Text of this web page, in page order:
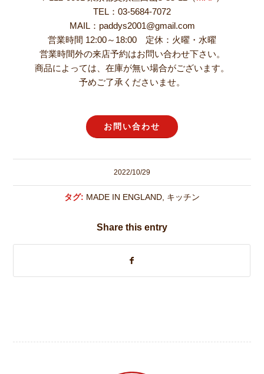
TEL：03-5684-7072
MAIL：paddys2001@gmail.com
営業時間 12:00～18:00 定休：火曜・水曜
営業時間外の来店予約はお問い合わせ下さい。
商品によっては、在庫が無い場合がございます。
予めご了承くださいませ。
お問い合わせ
2022/10/29
タグ: MADE IN ENGLAND キッチン
Share this entry